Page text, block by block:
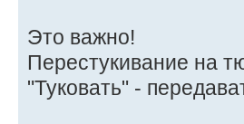
Это важно!
Перестукивание на
"Туковать" -